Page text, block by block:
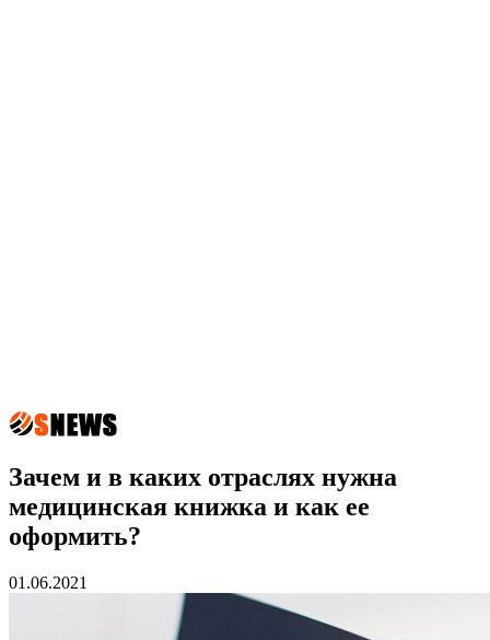
Зачем и в каких отраслях нужна
медицинская книжка и как ее
оформить?
01.06.2021